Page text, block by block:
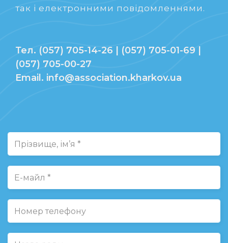
так і електронними повідомленнями.
Тел. (057) 705-14-26 | (057) 705-01-69 |
(057) 705-00-27
Email. info@association.kharkov.ua